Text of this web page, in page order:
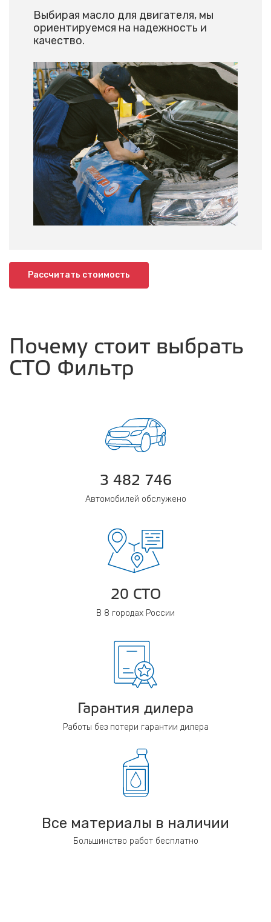
Выбирая масло для двигателя, мы
ориентируемся на надежность и
качество.
Рассчитать стоимость
Почему стоит выбрать
СТО Фильтр
3 482 746
Автомобилей обслужено
20 СТО
В 8 городах России
Гарантия дилера
Работы без потери гарантии дилера
Все материалы в наличии
Большинство работ бесплатно